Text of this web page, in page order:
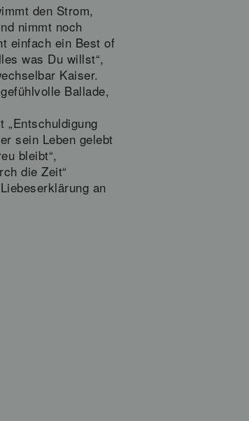
den Strom,
nimmt noch
einfach ein Best of
was Du willst“,
Kaiser.
Ballade,
sein Leben gelebt
bleibt“,
die Zeit“
an